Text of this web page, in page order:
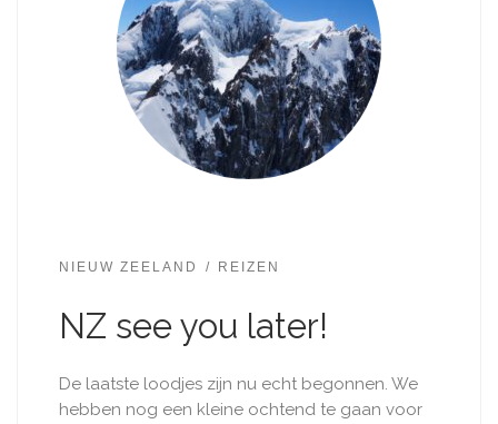
NIEUW ZEELAND REIZEN
NZ see you later!
De laatste loodjes zijn nu echt begonnen. We
hebben nog een kleine ochtend te gaan voor